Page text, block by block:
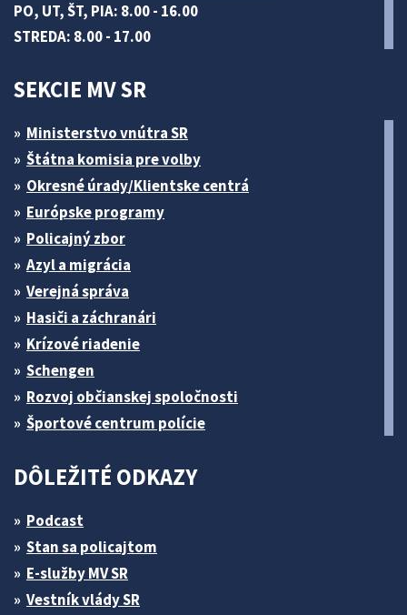
PO, UT, ŠT, PIA: 8.00 - 16.00
STREDA: 8.00 - 17.00
SEKCIE MV SR
Ministerstvo vnútra SR
Štátna komisia pre volby
Okresné úrady/Klientske centrá
Európske programy
Policajný zbor
Azyl a migrácia
Verejná správa
Hasiči a záchranári
Krízové riadenie
Schengen
Rozvoj občianskej spoločnosti
Športové centrum polície
DÔLEŽITÉ ODKAZY
Podcast
Stan sa policajtom
E-služby MV SR
Vestník vlády SR